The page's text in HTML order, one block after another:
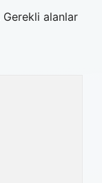
Gerekli alanlar